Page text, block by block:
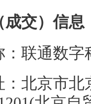
成交）信息
：联通数字
：北京市北